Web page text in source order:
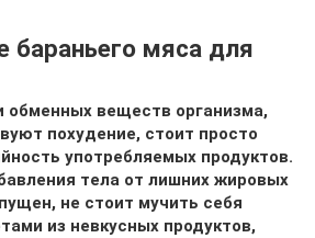
бараньего мяса для
обменных веществ организма,
похудение, стоит просто
употребляемых продуктов.
тела от лишних жировых
не стоит мучить себя
из невкусных продуктов,